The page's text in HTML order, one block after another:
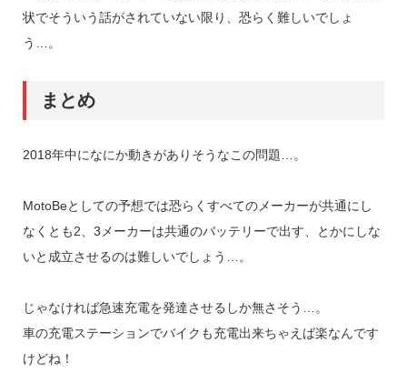
状でそういう話がされていない限り、恐らく難しいでしょ
う…。
まとめ
2018年中になにか動きがありそうなこの問題…。
MotoBeとしての予想では恐らくすべてのメーカーが共通にし
なくとも2、3メーカーは共通のバッテリーで出す、とかにしな
いと成立させるのは難しいでしょう…。
じゃなければ急速充電を発達させるしか無さそう…。
車の充電ステーションでバイクも充電出来ちゃえば楽なんです
けどね！